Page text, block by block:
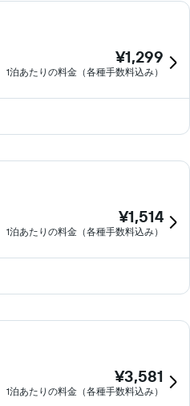
¥1,299
1泊あたりの料金（各種手数料込み）
¥1,514
1泊あたりの料金（各種手数料込み）
¥3,581
1泊あたりの料金（各種手数料込み）